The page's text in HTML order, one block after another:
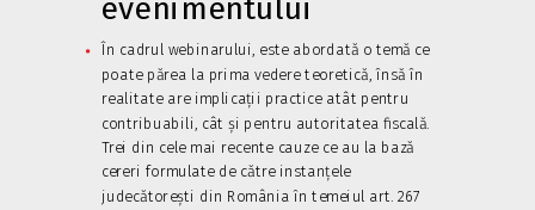
evenimentului
În cadrul webinarului, este abordată o temă ce
poate părea la prima vedere teoretică, însă în
realitate are implicații practice atât pentru
contribuabili, cât și pentru autoritatea fiscală.
Trei din cele mai recente cauze ce au la bază
cereri formulate de către instanțele
judecătorești din România în temeiul art. 267